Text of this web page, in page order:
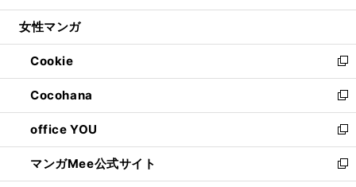
開
ウ
開
く
ン
ウ
で
開
く
ウ
ン
ド
ウ
で
開
く
し
ウ
ィ
ン
ド
ウ
で
開
く
女性マンガ
Cookie
新
し
い
ウ
ィ
ン
ド
ウ
Cocohana
新
し
い
ウ
ィ
ン
office YOU
新
し
い
ウ
マンガMee公式サイト
新
し